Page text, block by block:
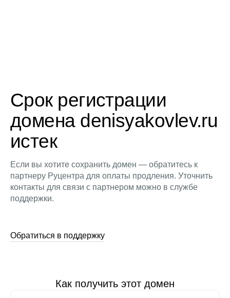
Срок регистрации
домена denisyakovlev.ru
истек
Если вы хотите сохранить домен — обратитесь к
партнеру Руцентра для оплаты продления. Уточнить
контакты для связи с партнером можно в службе
поддержки.
Обратиться в поддержку
Как получить этот домен